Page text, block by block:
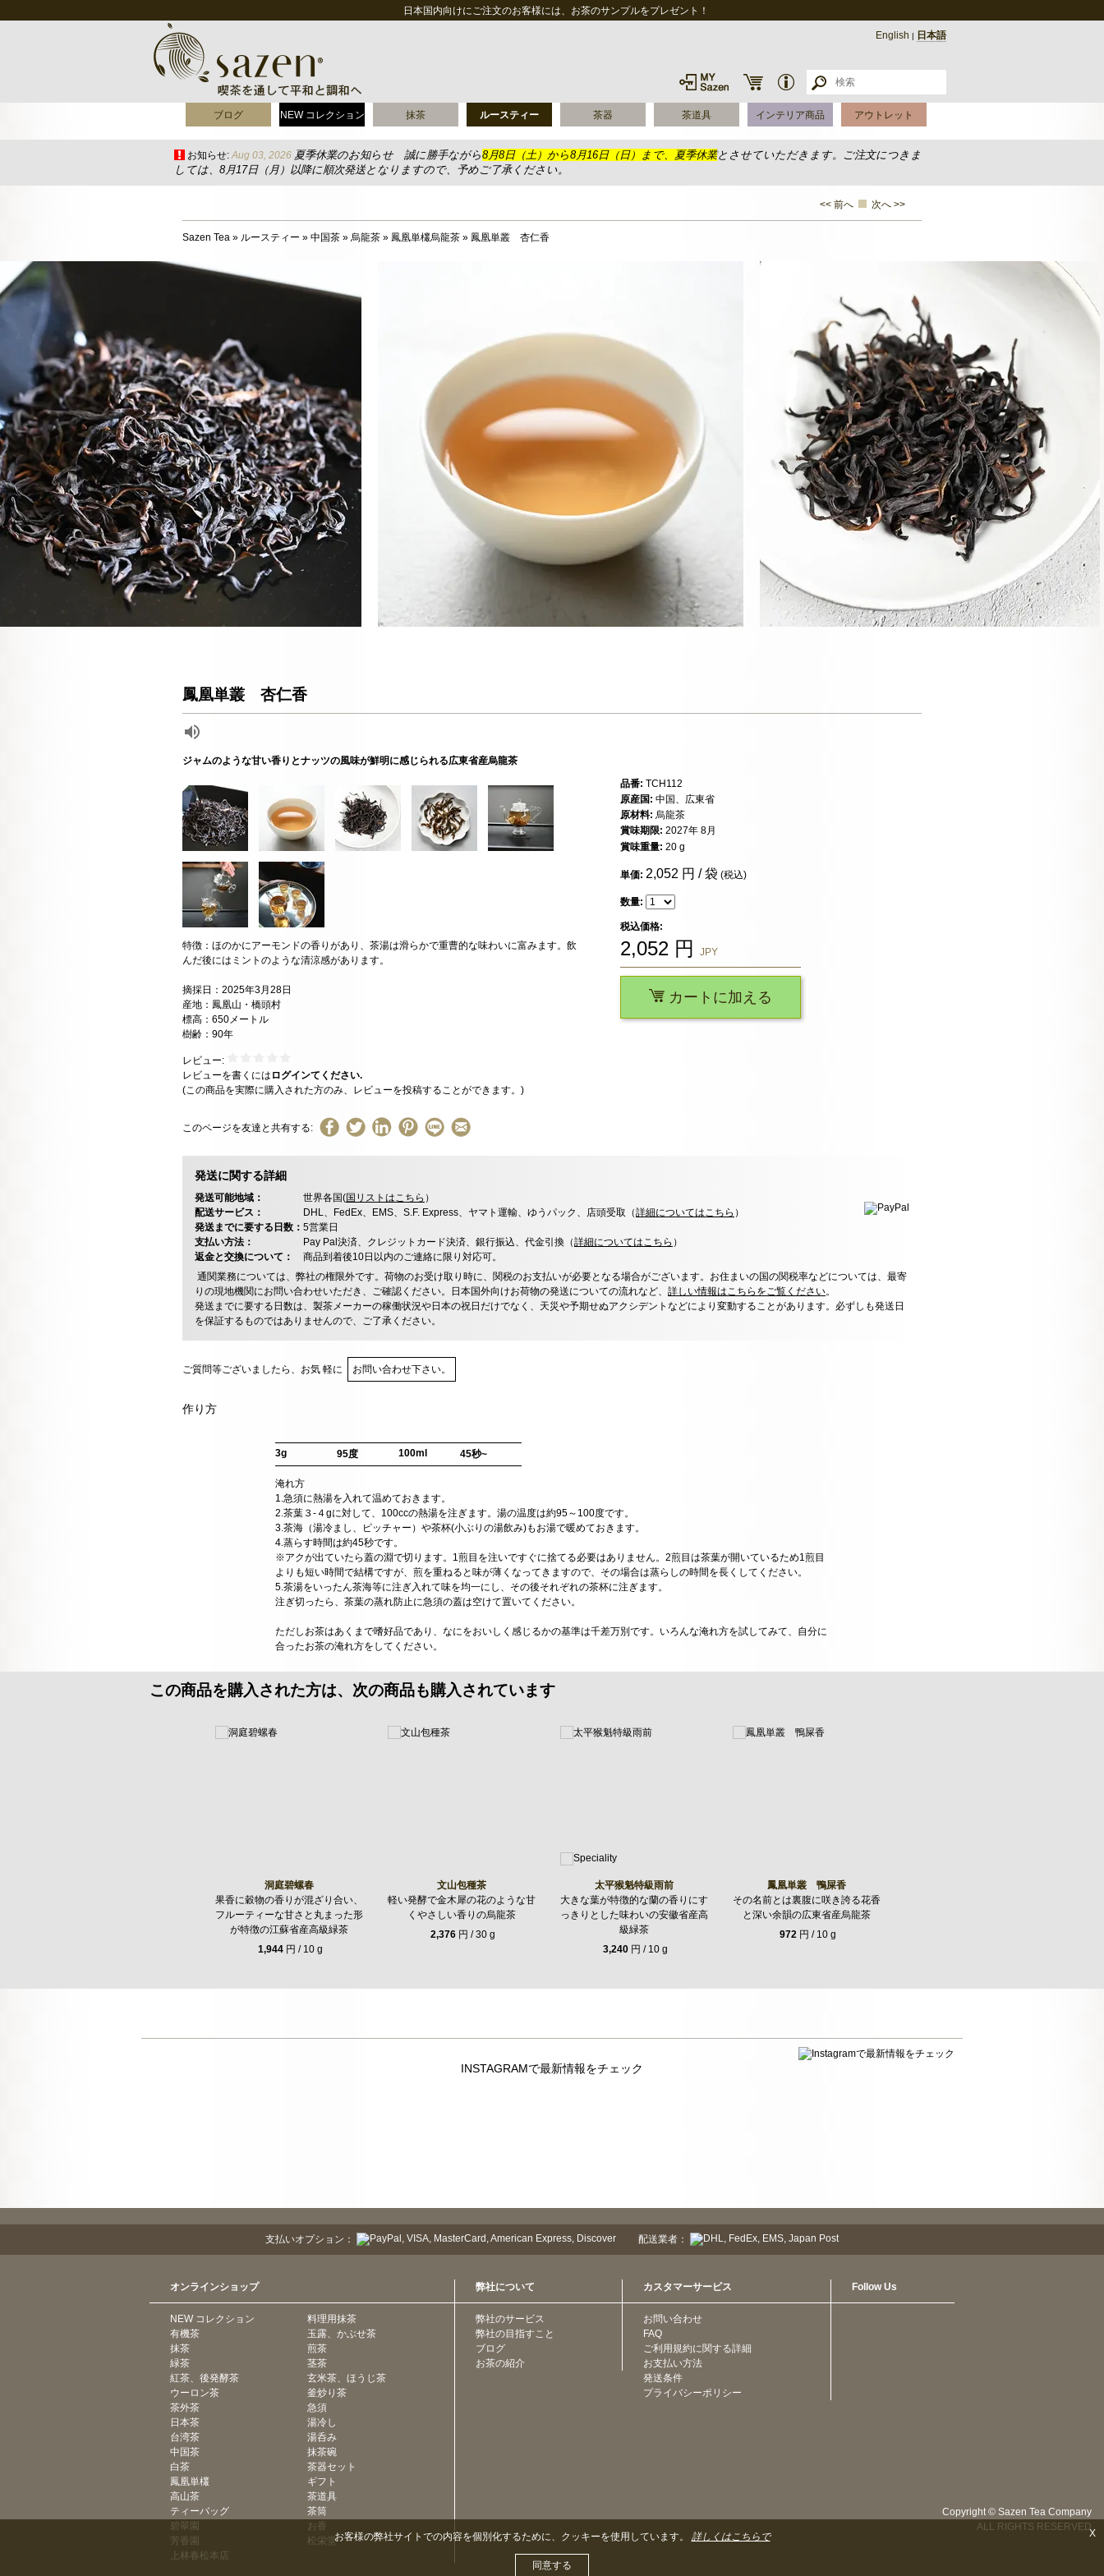
日本国内向けにご注文のお客様には、お茶のサンプルをプレゼント！
English | 日本語
ブログ NEW コレクション 抹茶 ルースティー 茶器 茶道具 インテリア商品 アウトレット
お知らせ: Aug 03, 2026 夏季休業のお知らせ 誠に勝手ながら8月8日（土）から8月16日（日）まで、夏季休業とさせていただきます。ご注文につきま
しては、8月17日（月）以降に順次発送となりますので、予めご了承ください。
<< 前へ 次へ >>
Sazen Tea » ルースティー » 中国茶 » 烏龍茶 » 鳳凰単欉烏龍茶 » 鳳凰単叢 杏仁香
鳳凰単叢 杏仁香
ジャムのような甘い香りとナッツの風味が鮮明に感じられる広東省産烏龍茶
特徴：ほのかにアーモンドの香りがあり、茶湯は滑らかで重曹的な味わいに富みます。飲
んだ後にはミントのような清涼感があります。
摘採日：2025年3月28日
産地：鳳凰山・橋頭村
標高：650メートル
樹齢：90年
レビュー:
レビューを書くには ログインてください.
(この商品を実際に購入された方のみ、レビューを投稿することができます。)
このページを友達と共有する:
品番: TCH112
原産国: 中国、広東省
原材料: 烏龍茶
賞味期限: 2027年 8月
賞味重量: 20 g
単価: 2,052 円 / 袋 (税込)
数量:
税込価格:
2,052 円 JPY
カートに加える
発送に関する詳細
発送可能地域： 世界各国(国リストはこちら ）
配送サービス：
DHL、FedEx、EMS、S.F. Express、ヤマト運輸、ゆうパック、店頭受取（詳細についてはこちら ）
発送までに要する日数： 5営業日
支払い方法：
Pay Pal決済、クレジットカード決済、銀行振込、代金引換（詳細についてはこちら ）
返金と交換について：
商品到着後10日以内のご連絡に限り対応可。
通関業務については、弊社の権限外です。荷物のお受け取り時に、関税のお支払いが必要となる場合がございます。お住まいの国の関税率などについては、最寄
りの現地機関にお問い合わせいただき、ご確認ください。日本国外向けお荷物の発送についての流れなど、 詳しい情報はこちらをご覧ください。
発送までに要する日数は、製茶メーカーの稼働状況や日本の祝日だけでなく、天災や予期せぬアクシデントなどにより変動することがあります。必ずしも発送日
を保証するものではありませんので、ご了承ください。
ご質問等ございましたら、お気 軽に お問い合わせ下さい。
作り方
3g 95度 100ml 45秒~
淹れ方
1.急須に熱湯を入れて温めておきます。
2.茶葉３-４gに対して、100ccの熱湯を注ぎます。湯の温度は約95～100度です。
3.茶海（湯冷まし、ピッチャー）や茶杯(小ぶりの湯飲み)もお湯で暖めておきます。
4.蒸らす時間は約45秒です。
※アクが出ていたら蓋の淵で切ります。1煎目を注いですぐに捨てる必要はありません。2煎目は茶葉が開いているため1煎目
よりも短い時間で結構ですが、煎を重ねると味が薄くなってきますので、その場合は蒸らしの時間を長くしてください。
5.茶湯をいったん茶海等に注ぎ入れて味を均一にし、その後それぞれの茶杯に注ぎます。
注ぎ切ったら、茶葉の蒸れ防止に急須の蓋は空けて置いてください。
ただしお茶はあくまで嗜好品であり、なにをおいしく感じるかの基準は千差万別です。いろんな淹れ方を試してみて、自分に
合ったお茶の淹れ方をしてください。
この商品を購入された方は、次の商品も購入されています
洞庭碧螺春
果香に穀物の香りが混ざり合い、
フルーティーな甘さと丸まった形
が特徴の江蘇省産高級緑茶
1,944円 / 10 g
文山包種茶
軽い発酵で金木犀の花のような甘
くやさしい香りの烏龍茶
2,376円 / 30 g
太平猴魁特級雨前
大きな葉が特徴的な蘭の香りにす
っきりとした味わいの安徽省産高
級緑茶
3,240円 / 10 g
鳳凰単叢 鴨屎香
その名前とは裏腹に咲き誇る花香
と深い余韻の広東省産烏龍茶
972円 / 10 g
INSTAGRAMで最新情報をチェック
支払いオプション： 配送業者：
オンラインショップ
NEW コレクション
有機茶
抹茶
緑茶
紅茶、後発酵茶
ウーロン茶
茶外茶
日本茶
台湾茶
中国茶
白茶
鳳凰単欉
高山茶
ティーバッグ
碧翠園
芳香園
上林春松本店
料理用抹茶
玉露、かぶせ茶
煎茶
茎茶
玄米茶、ほうじ茶
釜炒り茶
急須
湯冷し
湯呑み
抹茶碗
茶器セット
ギフト
茶道具
茶筒
お香
松栄堂
弊社について
弊社のサービス
弊社の目指すこと
ブログ
お茶の紹介
カスタマーサービス
お問い合わせ
FAQ
ご利用規約に関する詳細
お支払い方法
発送条件
プライバシーポリシー
Follow Us
Copyright © Sazen Tea Company
ALL RIGHTS RESERVED
X
お客様の弊社サイトでの内容を個別化するために、クッキーを使用しています。 詳しくはこちらで
同意する